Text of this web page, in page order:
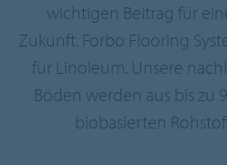
wichtigen Beitrag für
Zukunft. Forbo Flooring
für Linoleum. Unsere
Böden werden aus bis zu
biobasierten